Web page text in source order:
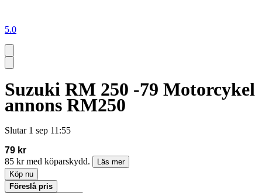
5.0
Suzuki RM 250 -79 Motorcykel
annons RM250
Slutar 1 sep 11:55
79 kr
85 kr med köparskydd.
Läs mer
Köp nu
Föreslå pris